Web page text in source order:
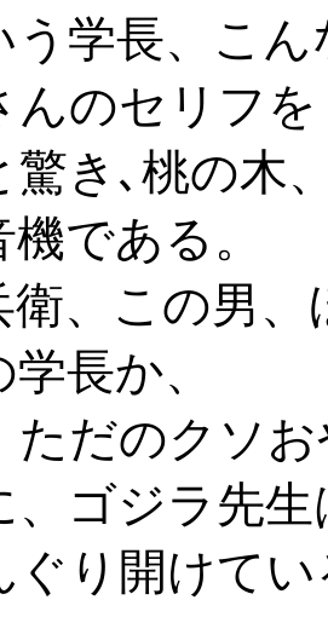
う学長、こ
んのセリフを
驚き､桃の木
である。
衛、この男
長か、
ただのクソ
、ゴジラ先生
ぐり開けて